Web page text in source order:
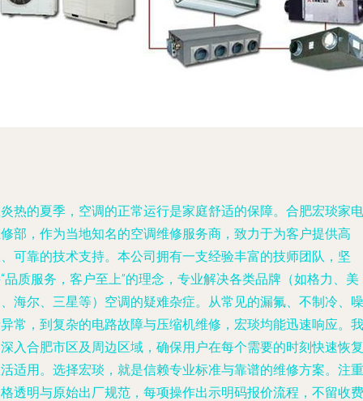
热的夏季，空调的正常运行是家庭舒适的保障。合肥宏琰家电
部，作为当地知名的空调维修服务商，致力于为客户提供高
可靠的技术支持。本公司拥有一支经验丰富的技师团队，坚
品质服务，客户至上”的理念，专业解决各类品牌（如格力、美
海尔、三星等）空调的疑难杂症。从常见的漏氟、不制冷、噪
常，到复杂的电路故障与压缩机维修，宏琰均能迅速响应。我
入合肥市区及周边区域，确保用户在每个需要的时刻快速恢复
适用。选择宏琰，就是信赖专业标准与靠谱的维修方案。注重
透明与原始出厂规范，每项操作出示明码报价流程，不留收费